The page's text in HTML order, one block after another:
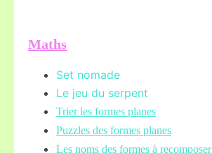
Maths
Set nomade
Le jeu du serpent
Trier les formes planes
Puzzles des formes planes
Les noms des formes à recomposer